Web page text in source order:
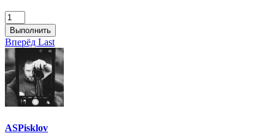
Выполнить
Вперёд Last
ASPisklov